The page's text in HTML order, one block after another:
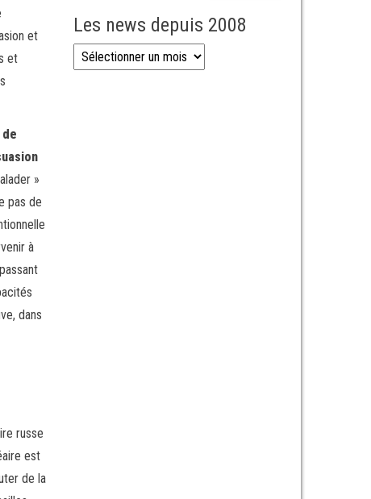
et
et
»
pas de
à
dans
russe
est
de la
Les news depuis 2008
Les news depuis 2008